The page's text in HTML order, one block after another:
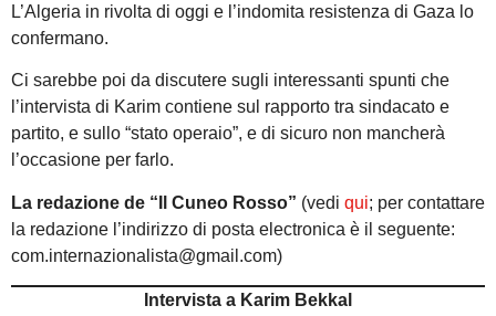
L’Algeria in rivolta di oggi e l’indomita resistenza di Gaza lo
confermano.
Ci sarebbe poi da discutere sugli interessanti spunti che
l’intervista di Karim contiene sul rapporto tra sindacato e
partito, e sullo “stato operaio”, e di sicuro non mancherà
l’occasione per farlo.
La redazione de “Il Cuneo Rosso” (vedi qui; per contattare
la redazione l’indirizzo di posta electronica è il seguente:
com.internazionalista@gmail.com)
Intervista a Karim Bekkal